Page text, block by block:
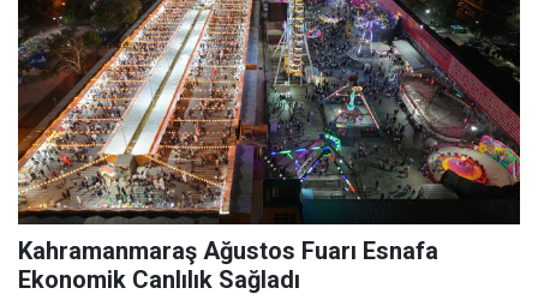
Kahramanmaraş Ağustos Fuarı Esnafa
Ekonomik Canlılık Sağladı